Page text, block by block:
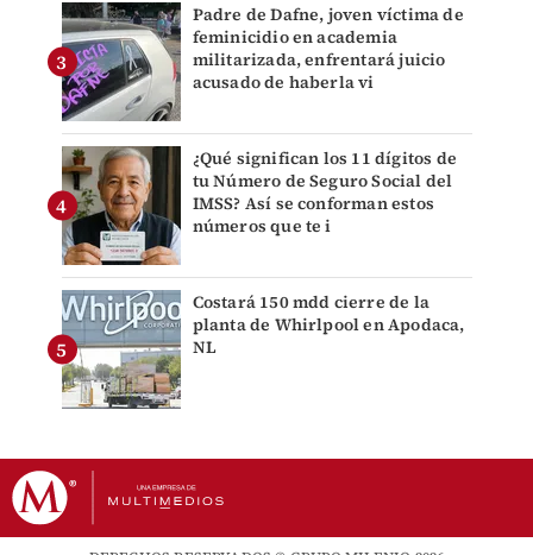
Padre de Dafne, joven víctima de
feminicidio en academia
militarizada, enfrentará juicio
acusado de haberla vi
¿Qué significan los 11 dígitos de
tu Número de Seguro Social del
IMSS? Así se conforman estos
números que te i
Costará 150 mdd cierre de la
planta de Whirlpool en Apodaca,
NL